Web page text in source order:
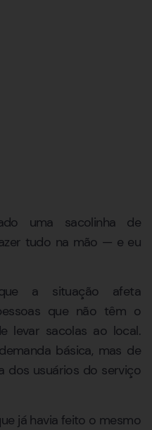
uma sacolinha de
tudo na mão — e eu
a situação afeta
que não têm o
levar sacolas ao local.
básica, mas de
dos usuários do serviço
já havia feito o mesmo